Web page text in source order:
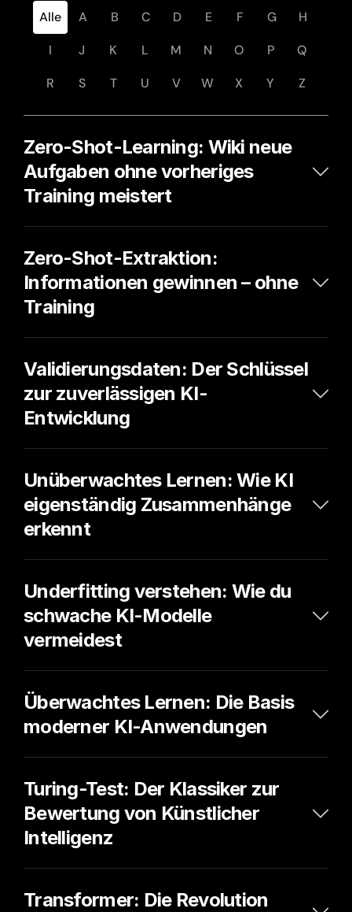
Alle A B C D E F G
H
I
J K L M N O P
Q
R
S T U V W X Y Z
Zero-Shot-Learning: Wiki neue
Aufgaben ohne vorheriges
Training meistert
Zero-Shot-Extraktion:
Informationen gewinnen – ohne
Training
Validierungsdaten: Der Schlüssel
zur zuverlässigen KI-
Entwicklung
Unüberwachtes Lernen: Wie KI
eigenständig Zusammenhänge
erkennt
Underfitting verstehen: Wie du
schwache KI-Modelle
vermeidest
Überwachtes Lernen: Die Basis
moderner KI-Anwendungen
Turing-Test: Der Klassiker zur
Bewertung von Künstlicher
Intelligenz
Transformer: Die Revolution